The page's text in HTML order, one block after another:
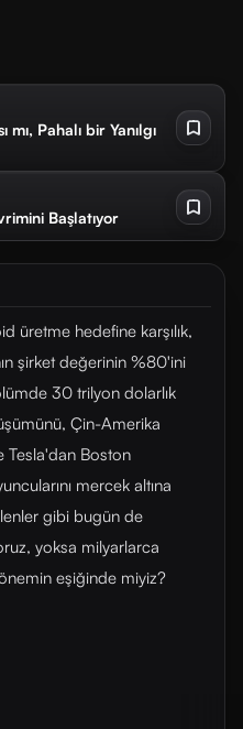
Pahalı bir Yanılgı
Başlatıyor
üretme hedefine karşılık,
şirket değerinin %80'ini
30 trilyon dolarlık
Çin-Amerika
Tesla'dan Boston
mercek altına
gibi bugün de
yoksa milyarlarca
eşiğinde miyiz?